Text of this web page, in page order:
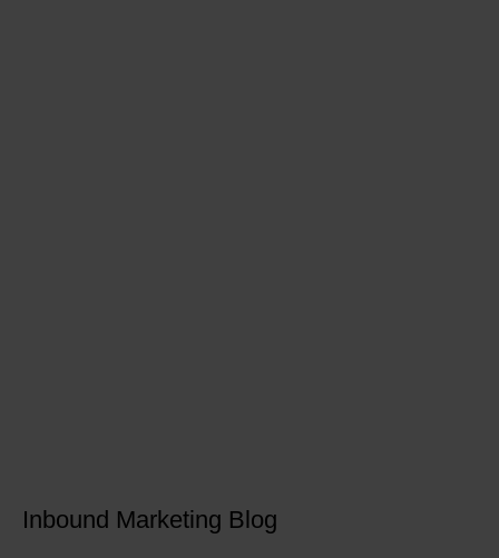
Inbound Marketing Blog